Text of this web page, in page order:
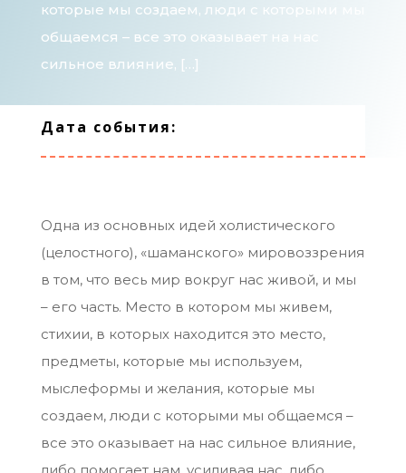
которые мы создаем, люди с которыми мы
общаемся – все это оказывает на нас
сильное влияние, […]
Дата события:
Одна из основных идей холистического
(целостного), «шаманского» мировоззрения
в том, что весь мир вокруг нас живой, и мы
– его часть. Место в котором мы живем,
стихии, в которых находится это место,
предметы, которые мы используем,
мыслеформы и желания, которые мы
создаем, люди с которыми мы общаемся –
все это оказывает на нас сильное влияние,